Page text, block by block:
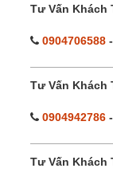
Tư Vấn Khách
0904706588 -
Tư Vấn Khách
0904942786 -
Tư Vấn Khách